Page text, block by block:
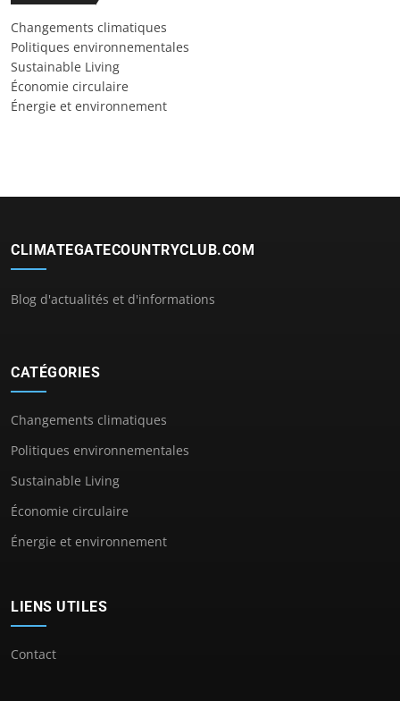
Changements climatiques
Politiques environnementales
Sustainable Living
Économie circulaire
Énergie et environnement
CLIMATEGATECOUNTRYCLUB.COM
Blog d'actualités et d'informations
CATÉGORIES
Changements climatiques
Politiques environnementales
Sustainable Living
Économie circulaire
Énergie et environnement
LIENS UTILES
Contact